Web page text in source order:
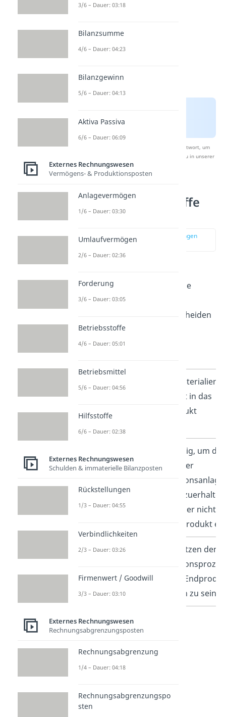
Nach Beantwortung speichern wir deine Antwort, um
Studyflix zu verbessern. Mehr dazu erfährst du in unserer
Datenschutzerklärung
Hilfsstoffe, Rohstoffe
und Betriebsstoffe
zur Stelle im Video springen
(00:43)
Betriebsstoffe spielen alle eine
wichtige Rolle im
Produktionsprozess, unterscheiden
sich aber in ihrer Funktion.
Hauptmaterialien,
die direkt in das
Endprodukt
Notwendig, um
Betrieb der
gehen aber nicht in
das Endprodukt ein
Hilfsstoffe
Unterstützen den
ohne im
enthalten zu sein
3/6 – Dauer: 03:18
Bilanzsumme
4/6 – Dauer: 04:23
Bilanzgewinn
5/6 – Dauer: 04:13
Aktiva Passiva
6/6 – Dauer: 06:09
Externes Rechnungswesen
Vermögens- & Produktionsposten
Anlagevermögen
1/6 – Dauer: 03:30
Umlaufvermögen
2/6 – Dauer: 02:36
Forderung
3/6 – Dauer: 03:05
Betriebsstoffe
4/6 – Dauer: 05:01
Betriebsmittel
5/6 – Dauer: 04:56
Hilfsstoffe
6/6 – Dauer: 02:38
Externes Rechnungswesen
Schulden & immaterielle Bilanzposten
Rückstellungen
1/3 – Dauer: 04:55
Verbindlichkeiten
2/3 – Dauer: 03:26
Firmenwert / Goodwill
3/3 – Dauer: 03:10
Externes Rechnungswesen
Rechnungsabgrenzungsposten
Rechnungsabgrenzung
1/4 – Dauer: 04:18
Rechnungsabgrenzungspo
sten